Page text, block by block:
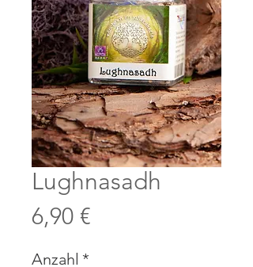
Lughnasadh
6,90 €
Anzahl *